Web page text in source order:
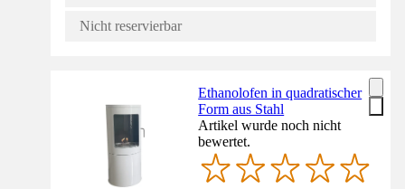
Nicht reservierbar
Ethanolofen in quadratischer
Form aus Stahl
Artikel wurde noch nicht
bewertet.